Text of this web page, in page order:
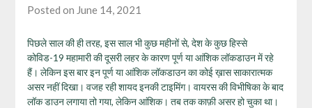
Posted on June 14, 2021
पिछले साल की ही तरह, इस साल भी कुछ महीनों से, देश के कुछ हिस्से
कोविड-19 महामारी की दूसरी लहर के कारण पूर्ण या आंशिक लॉकडाउन में रहे
हैं। लेकिन इस बार इन पूर्ण या आंशिक लॉकडाउन का कोई ख़ास साकारात्मक
असर नहीं दिखा। वजह रही शायद इनकी टाइमिंग। वायरस की विभीषिका के बाद
लॉक डाउन लगाया तो गया, लेकिन आंशिक। तब तक काफ़ी असर हो चुका था।